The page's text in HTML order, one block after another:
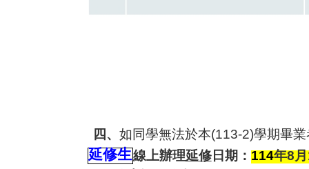
四、 如同學無法於本(113-2)學期畢業
延修生線上辦理延修日期： 114年8月